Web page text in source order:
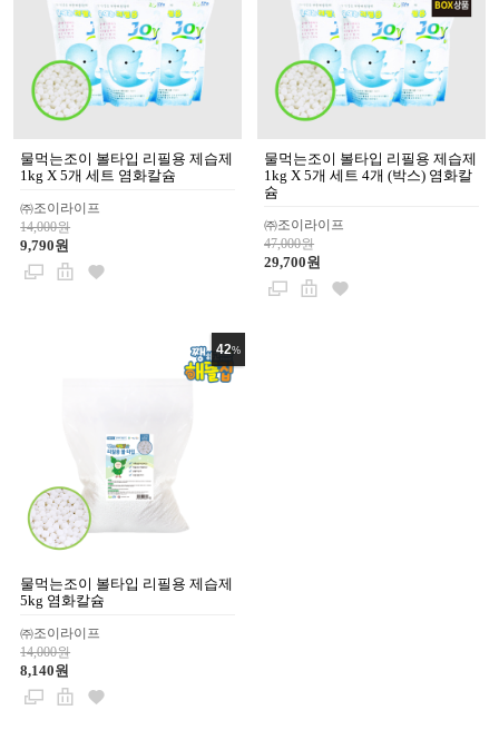
물먹는조이 볼타입 리필용 제습제
1kg X 5개 세트 염화칼슘
㈜조이라이프
14,000원
9,790원
물먹는조이 볼타입 리필용 제습제
1kg X 5개 세트 4개 (박스) 염화칼
슘
㈜조이라이프
47,000원
29,700원
42%
물먹는조이 볼타입 리필용 제습제
5kg 염화칼슘
㈜조이라이프
14,000원
8,140원